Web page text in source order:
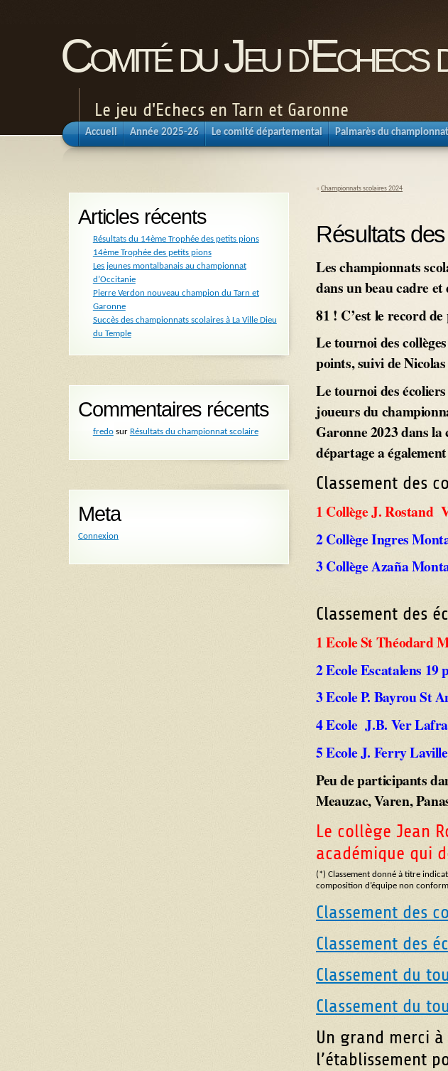
Comité du Jeu
Le jeu d'Echecs en Tarn et Garonne
Accueil Année 2025-26 Le comité départemental Palmarès du
« Championnats scolaires 2024
Résultats
Les championnats
dans un beau cadre
81 ! C’est le record
Le tournoi des
points, suivi de
Le tournoi des
joueurs du
Garonne 2023 dans
départage a
Classement des
1 Collège J. Rostand
2 Collège Ingres
3 Collège Azaña
Classement des
1 Ecole St Théodard
2 Ecole Escatalens 19
3 Ecole P. Bayrou St
4 Ecole J.B. Ver
5 Ecole J. Ferry
Peu de participants
Meauzac, Varen,
Le collège Jean
académique qui
(*) Classement donné à titre
composition d’équipe non
Classement des
Classement des
Classement du
Classement du
Un grand merci
l’établissement
Articles récents
Résultats du 14ème Trophée des petits pions
14ème Trophée des petits pions
Les jeunes montalbanais au championnat
d’Occitanie
Pierre Verdon nouveau champion du Tarn et
Garonne
Succès des championnats scolaires à La Ville Dieu
du Temple
Commentaires récents
fredosur Résultats du championnat scolaire
Meta
Connexion